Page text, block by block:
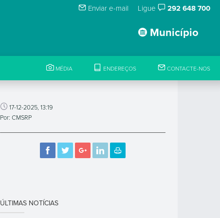
Enviar e-mail Ligue 292 648 700
Município
MÉDIA ENDEREÇOS CONTACTE-NOS
17-12-2025, 13:19
Por: CMSRP
ÚLTIMAS NOTÍCIAS